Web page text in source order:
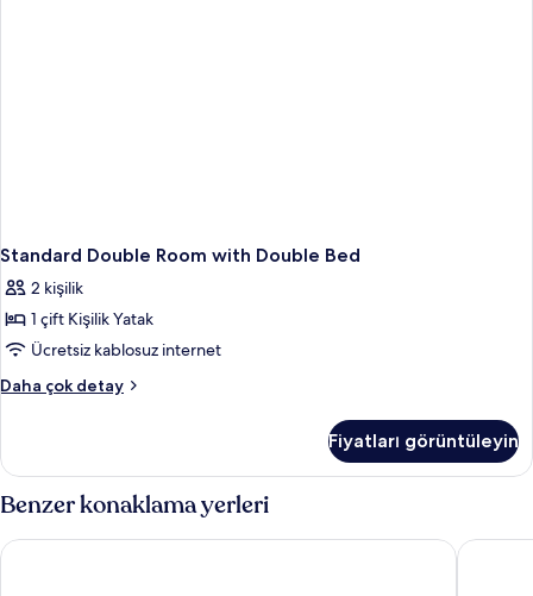
Standard Double Room with Double Bed
2 kişilik
1 çift Kişilik Yatak
Ücretsiz kablosuz internet
Daha çok detay
Standard
Double
Bed
hakkında
daha
fazla
Fiyatları görüntüleyin
Benzer konaklama yerleri
Safestay Warsaw Old Town ibis